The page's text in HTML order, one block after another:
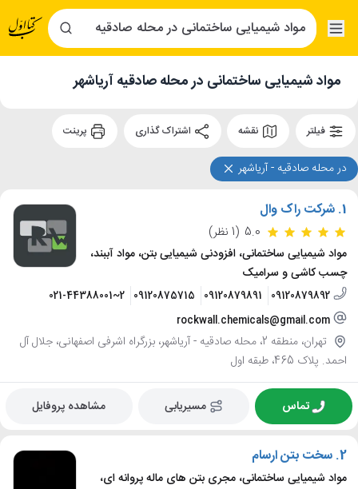
مواد شیمیایی ساختمانی در محله صادقیه آریاشهر
فیلتر نقشه
در محله صادقيه - آرياشهر
1. شرکت راک وال
5.0 (1 نظر)
مواد شیمیایی ساختمانی، افزودنی شیمیایی بتن، مواد آببند،
چسب کاشی و سرامیک
09120879892
09120879891
09120875715
021-44388001~2
rockwall.chemicals@gmail.com
تهران، منطقه 2، محله صادقيه - آرياشهر، بزرگراه اشرفی اصفهانی، جلال آل
احمد. پلاک 465، طبقه اول
تماس مسیریابی مشاهده پروفایل
2. سخت بتن ارسام
مواد شیمیایی ساختمانی، مجری بتن های ماله پروانه ای،